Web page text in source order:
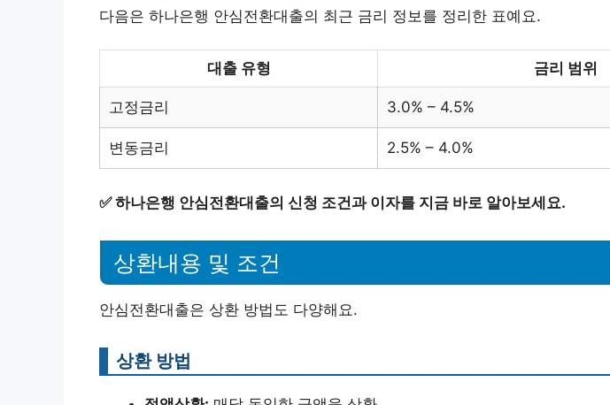
다음은 하나은행 안심전환대출의 최근 금리 정보를 정리한 표예요.
대출 유형 금리 범위
고정금리 3.0% – 4.5%
변동금리 2.5% – 4.0%
✅하나은행 안심전환대출의 신청 조건과 이자를 지금 바로 알아보세요.
상환내용 및 조건
안심전환대출은 상환 방법도 다양해요.
상환 방법